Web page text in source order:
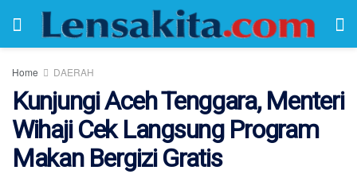
Home DAERAH
Kunjungi Aceh Tenggara, Menteri
Wihaji Cek Langsung Program
Makan Bergizi Gratis